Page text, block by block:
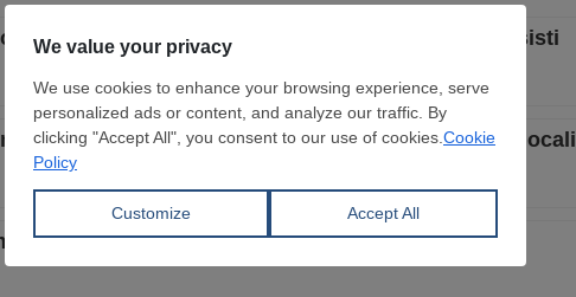
grazie al calo della produzione, sentiment ribassisti
la debolezza della domanda pesa sui prezzi locali
risentono della pressione esercitata dalle scorte